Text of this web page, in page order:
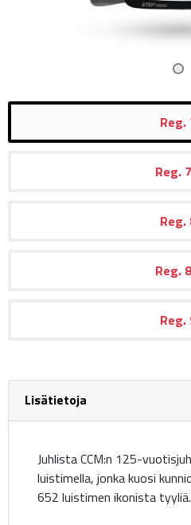
Reg.
Reg.
Reg.
Reg.
Reg.
Lisätietoja
Juhlista CCM:n 125-
luistimella, jonka kuosi
652 luistimen ikonista tyyliä.